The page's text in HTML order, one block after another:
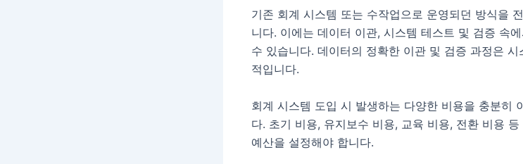
기존 회계 시스템 또는 수작업으로 운영되던 방식을
니다. 이에는 데이터 이관, 시스템 테스트 및 검증 속
수 있습니다. 데이터의 정확한 이관 및 검증 과정은
적입니다.
회계 시스템 도입 시 발생하는 다양한 비용을 충분히
다. 초기 비용, 유지보수 비용, 교육 비용, 전환 비용
예산을 설정해야 합니다.